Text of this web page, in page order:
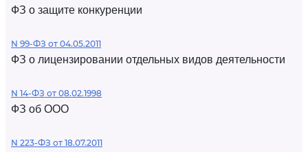
ФЗ о защите конкуренции
N 99-ФЗ от 04.05.2011
ФЗ о лицензировании отдельных видов деятельности
N 14-ФЗ от 08.02.1998
ФЗ об ООО
N 223-ФЗ от 18.07.2011